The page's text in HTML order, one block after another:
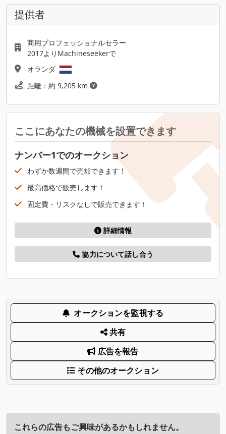
提供者
商用プロフェッショナルセラー
2017よりMachineseekerで
オランダ
距離：約 9,205 km
ここにあなたの機械を設置できます
ナンバー1でのオークション
わずか数週間で売却できます！
最高価格で販売します！
固定費・リスクなしで販売できます！
詳細情報
協力について話し合う
オークションを監視する
共有
広告を報告
その他のオークション
これらの広告もご興味があるかもしれません。